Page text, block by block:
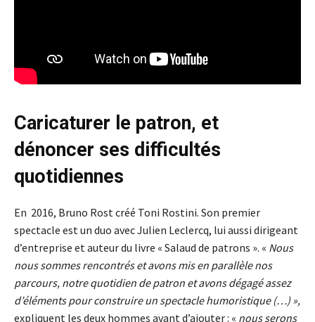
Caricaturer le patron, et
dénoncer ses difficultés
quotidiennes
En 2016, Bruno Rost créé Toni Rostini. Son premier
spectacle est un duo avec Julien Leclercq, lui aussi dirigeant
d’entreprise et auteur du livre « Salaud de patrons ». « Nous
nous sommes rencontrés et avons mis en parallèle nos
parcours, notre quotidien de patron et avons dégagé assez
d’éléments pour construire un spectacle humoristique (…) »,
expliquent les deux hommes avant d’ajouter : « nous serons